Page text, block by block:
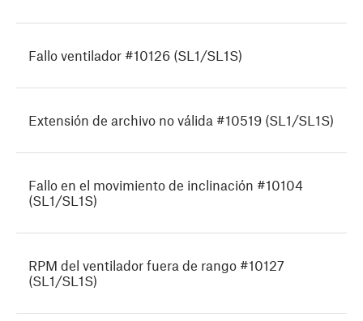
Fallo ventilador #10126 (SL1/SL1S)
Extensión de archivo no válida #10519 (SL1/SL1S)
Fallo en el movimiento de inclinación #10104
(SL1/SL1S)
RPM del ventilador fuera de rango #10127
(SL1/SL1S)